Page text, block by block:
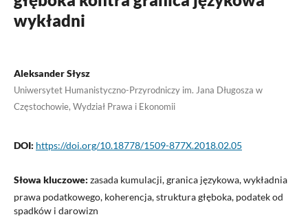
wykładni
Aleksander Słysz
Uniwersytet Humanistyczno-Przyrodniczy im. Jana Długosza w
Częstochowie, Wydział Prawa i Ekonomii
DOI: https://doi.org/10.18778/1509-877X.2018.02.05
Słowa kluczowe: zasada kumulacji, granica językowa, wykładnia
prawa podatkowego, koherencja, struktura głęboka, podatek od
spadków i darowizn